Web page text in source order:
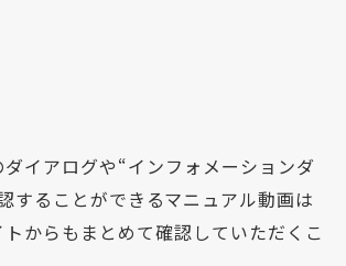
イアログや“インフォメーションダ
することができるマニュアル動画は
からもまとめて確認していただくこ